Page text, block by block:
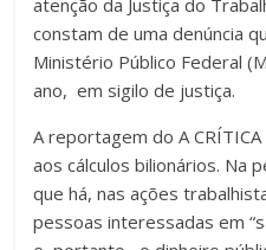
constam de uma denúncia
Ministério Público Federal
ano, em sigilo de justiça.
A reportagem do A
aos cálculos bilionários. Na
que há, nas ações
pessoas interessadas em